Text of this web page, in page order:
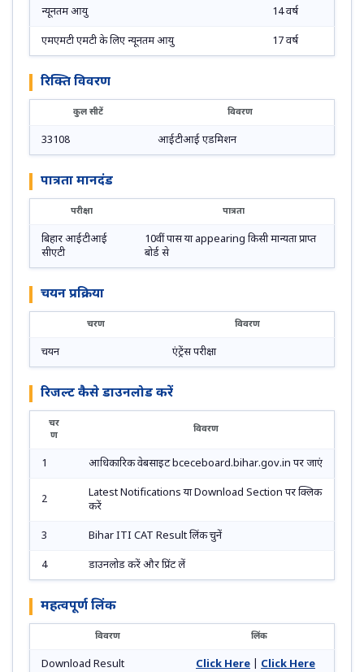
न्यूनतम आयु 14 वर्ष
एमएमटी एमटी के लिए न्यूनतम आयु 17 वर्ष
रिक्ति विवरण
कुल सीटें विवरण
33108 आईटीआई एडमिशन
पात्रता मानदंड
परीक्षा पात्रता
बिहार आईटीआई
सीएटी
10वीं पास या appearing किसी मान्यता प्राप्त
बोर्ड से
चयन प्रक्रिया
चरण विवरण
चयन एंट्रेंस परीक्षा
रिजल्ट कैसे डाउनलोड करें
चर
ण
विवरण
1 आधिकारिक वेबसाइट bceceboard.bihar.gov.in पर जाएं
2
Latest Notifications या Download Section पर क्लिक
करें
3 Bihar ITI CAT Result लिंक चुनें
4 डाउनलोड करें और प्रिंट लें
महत्वपूर्ण लिंक
विवरण लिंक
Download Result Click Here Click Here